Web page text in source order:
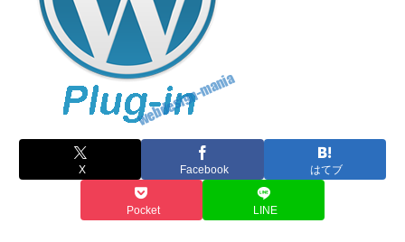
X Facebook はてブ
Pocket LINE